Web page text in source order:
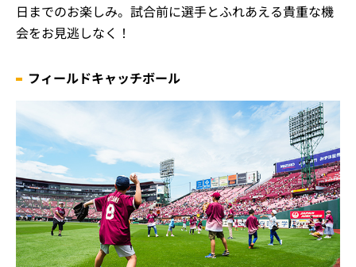
日までのお楽しみ。試合前に選手とふれあえる貴重な機
会をお見逃しなく！
フィールドキャッチボール